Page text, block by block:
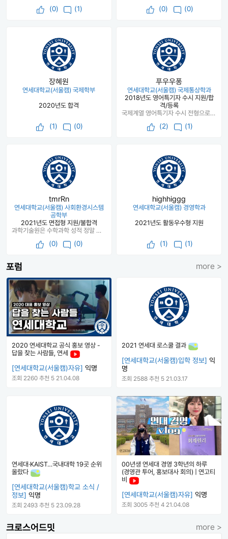
(0) (1) (0) (0)
장혜원
연세대학교(서울캠) 국제학부
2020년도 합격
(1) (0)
푸우우퐁
연세대학교(서울캠) 국제통상학과
2018년도 영어특기자 수시 지원/합
격/등록
국제계열 영어특기자 수시 전형으로 합격하였습니다. 성균관대 및 중앙대도 합격하였지만, 성균관대는 전공 선택 시 1학년 학점이 중요한 요소여서 원하는 학과 선택을 못 할수도 있다는 점과 국제통상학과가 상경계열 학사가 나온다는 점을 고려하여서 연세대학교에 최종 진학하였고, 만족도가 높습니다.
(2) (1)
tmrRn
연세대학교(서울캠) 사회환경시스템
공학부
2021년도 면접형 지원/불합격
과학기술원은 수학과학 성적 정말 많이 봅니다. /지방 일반고
(0) (0)
highhiggg
연세대학교(서울캠) 경영학과
2021년도 활동우수형 지원
(1) (1)
포럼 more >
2020 연세대학교 공식 홍보 영상 -
답을 찾는 사람들, 연세
[연세대학교(서울캠)자유] 익명
조회 2260 추천 5 21.04.08
2021 연세대 로스쿨 결과
[연세대학교(서울캠)입학 정보] 익
명
조회 2588 추천 5 21.03.17
연세대·KAIST…국내대학 19곳 순위
올랐다
[연세대학교(서울캠)학교 소식 /
정보] 익명
조회 2493 추천 5 23.09.28
00년생 연세대 경영 3학년의 하루
(경영관 투어, 홍보대사 회의) | 연고티
비
[연세대학교(서울캠)자유] 익명
조회 3005 추천 4 21.04.08
크로스어드밋 more >